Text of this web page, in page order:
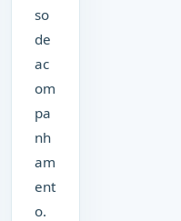
so
de
ac
om
pa
nh
am
ent
o.